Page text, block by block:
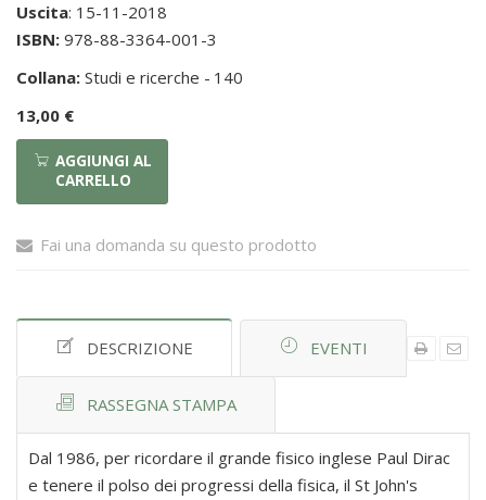
Uscita: 15-11-2018
ISBN: 978-88-3364-001-3
Collana: Studi e ricerche - 140
13,00 €
AGGIUNGI AL
CARRELLO
Fai una domanda su questo prodotto
DESCRIZIONE EVENTI
RASSEGNA STAMPA
Dal 1986, per ricordare il grande fisico inglese Paul Dirac
e tenere il polso dei progressi della fisica, il St John's